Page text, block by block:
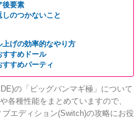
後要素
しのつかないこと
上げの効率的なやり方
すすめドール
すすめパーティ
の「ビッグバンマギ極」について
各種性能をまとめていますので、
エディション(Switch)の攻略にお役